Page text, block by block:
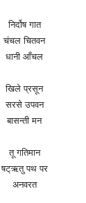
निर्दोष गात
चंचल चितवन
धानी आँचल
खिले प्रसून
सरसे उपवन
बासन्ती मन
तू गतिमान
षट्ऋतु पथ पर
अनवरत